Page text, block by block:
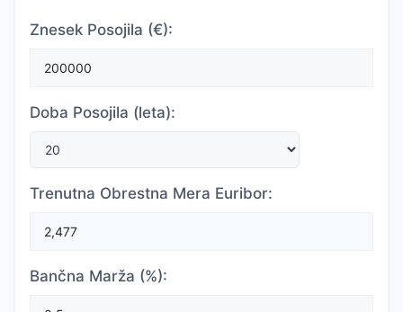
Znesek Posojila (€):
Doba Posojila (leta):
Trenutna Obrestna Mera Euribor:
Bančna Marža (%):